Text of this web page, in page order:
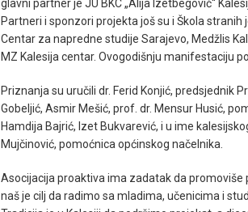
glavni partner je JU BKC „Alija Izetbegović“
Partneri i sponzori projekta još su i Škola stranih
Centar za napredne studije Sarajevo, Medžlis
MZ Kalesija centar. Ovogodišnju manifestaciju
Priznanja su uručili dr. Ferid Konjić, predsjednik
Gobeljić, Asmir Mešić, prof. dr. Mensur Husić,
Hamdija Bajrić, Izet Bukvarević, i u ime
Mujčinović, pomoćnica općinskog načelnika.
Asocijacija proaktiva ima zadatak da
naš je cilj da radimo sa mladima, učenicima i